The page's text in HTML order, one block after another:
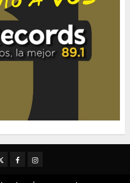
FacebookInstagram